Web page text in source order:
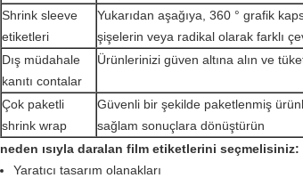
Shrink sleeve
etiketleri
Yukarıdan aşağıya, 360 ° grafik
şişelerin veya radikal olarak farklı
Dış müdahale
kanıtı contalar
Ürünlerinizi güven altına alın ve
Çok paketli
shrink wrap
Güvenli bir şekilde paketlenmiş
sağlam sonuçlara dönüştürün
neden ısıyla daralan film etiketlerini seçmelisiniz:
Yaratıcı tasarım olanakları